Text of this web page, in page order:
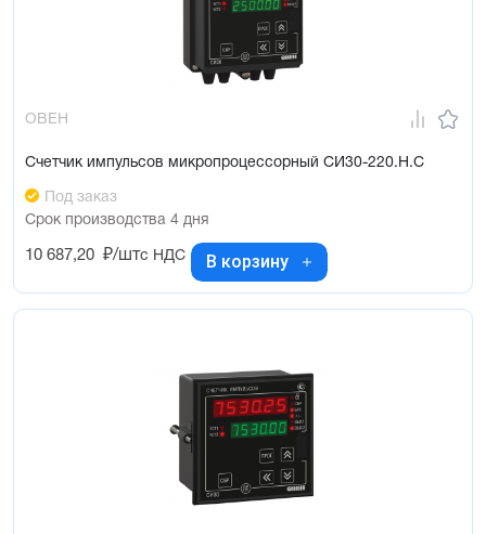
ОВЕН
Счетчик импульсов микропроцессорный СИ30-220.Н.С
Под заказ
Срок производства 4 дня
10 687,20 ₽/штс НДС В корзину